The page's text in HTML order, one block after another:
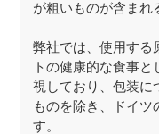
が粗いものが含まれ
弊社では、使用する
トの健康的な食事
視しており、包装に
ものを除き、ドイツ
す。